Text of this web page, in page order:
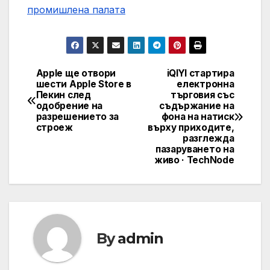
промишлена палaта
Навигация
iQIYI стартира
електронна
търговия със
съдържание на
фона на натиск
върху приходите,
разглежда
пазаруването на
живо · TechNode
Apple ще отвори
шести Apple Store в
Пекин след
одобрение на
разрешението за
строеж
Byadmin